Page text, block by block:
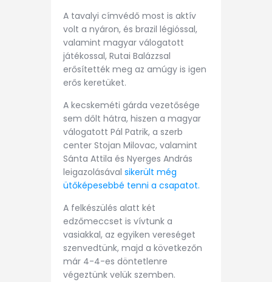
A tavalyi címvédő most is aktív
volt a nyáron, és brazil légióssal,
valamint magyar válogatott
játékossal, Rutai Balázzsal
erősítették meg az amúgy is igen
erős keretüket.
A kecskeméti gárda vezetősége
sem dőlt hátra, hiszen a magyar
válogatott Pál Patrik, a szerb
center Stojan Milovac, valamint
Sánta Attila és Nyerges András
leigazolásával sikerült még
ütőképesebbé tenni a csapatot.
A felkészülés alatt két
edzőmeccset is vívtunk a
vasiakkal, az egyiken vereséget
szenvedtünk, majd a következőn
már 4-4-es döntetlenre
végeztünk velük szemben.